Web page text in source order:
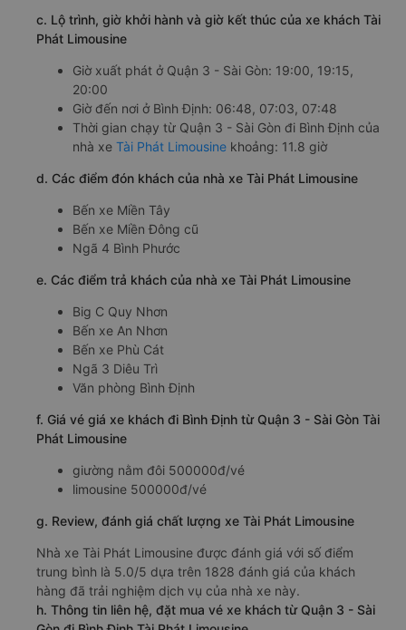
c. Lộ trình, giờ khởi hành và giờ kết thúc của xe khách Tài
Phát Limousine
Giờ xuất phát ở Quận 3 - Sài Gòn: 19:00, 19:15,
20:00
Giờ đến nơi ở Bình Định: 06:48, 07:03, 07:48
Thời gian chạy từ Quận 3 - Sài Gòn đi Bình Định của
nhà xe Tài Phát Limousine khoảng: 11.8 giờ
d. Các điểm đón khách của nhà xe Tài Phát Limousine
Bến xe Miền Tây
Bến xe Miền Đông cũ
Ngã 4 Bình Phước
e. Các điểm trả khách của nhà xe Tài Phát Limousine
Big C Quy Nhơn
Bến xe An Nhơn
Bến xe Phù Cát
Ngã 3 Diêu Trì
Văn phòng Bình Định
f. Giá vé giá xe khách đi Bình Định từ Quận 3 - Sài Gòn Tài
Phát Limousine
giường nằm đôi 500000đ/vé
limousine 500000đ/vé
g. Review, đánh giá chất lượng xe Tài Phát Limousine
Nhà xe Tài Phát Limousine được đánh giá với số điểm
trung bình là 5.0/5 dựa trên 1828 đánh giá của khách
hàng đã trải nghiệm dịch vụ của nhà xe này.
h. Thông tin liên hệ, đặt mua vé xe khách từ Quận 3 - Sài